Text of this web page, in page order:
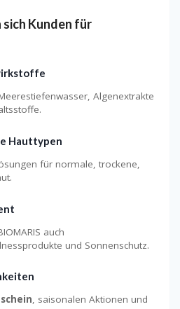
Kunden für
Algenextrakte
Hauttypen
für normale, trockene,
auch
und Sonnenschutz.
, saisonalen Aktionen und